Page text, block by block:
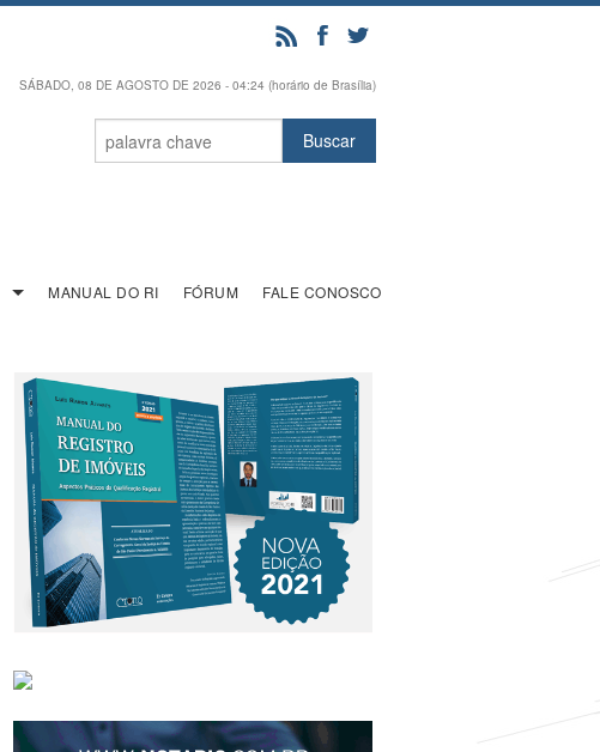
SÁBADO, 08 DE AGOSTO DE 2026 - 04:24 (horário de Brasília)
MANUAL DO RI FÓRUM FALE CONOSCO